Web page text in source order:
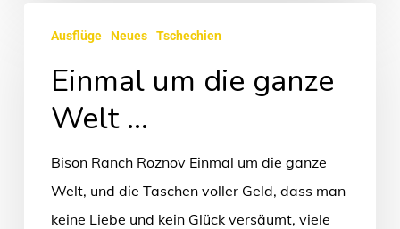
Ausflüge Neues Tschechien
Einmal um die ganze
Welt …
Bison Ranch Roznov Einmal um die ganze
Welt, und die Taschen voller Geld, dass man
keine Liebe und kein Glück versäumt, viele